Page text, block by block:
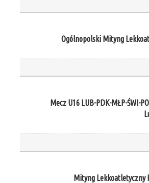
Ogólnopolski Mityng
Mecz U16 LUB-PDK-MŁP-ŚWI-
Mityng Lekkoatletyczny